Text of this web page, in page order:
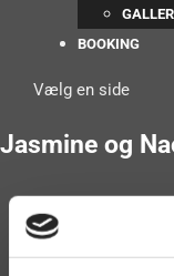
BOOKING
Vælg en side
Jasmine og